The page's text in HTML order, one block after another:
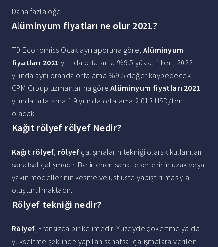
Daha fazla öğe...
Alüminyum fiyatları ne olur 2021?
TD Economics Ocak ayı raporuna göre, Alüminyum
fiyatları 2021 yılında ortalama %9.5 yükselirken, 2022
yılında aynı oranda ortalama %9.5 değer kaybedecek.
CPM Group uzmanlarına göre Alüminyum fiyatları 2021
yılında ortalama 1.9 yılında ortalama 2.013 USD/ton
olacak.
Kağıt rölyef rölyef Nedir?
Kağıt rölyef, rölyef çalışmaların tekniği olarak kullanılan
sanatsal çalışmadır. Belirlenen sanat eserlerinin uzak veya
yakın modellerinin kesme ve üst üste yapıştırılmasıyla
oluşturulmaktadır.
Rölyef tekniği nedir?
Rölyef, Fransızca bir kelimedir. Yüzeyde çökertme ya da
yükseltme şeklinde yapılan sanatsal çalışmalara verilen